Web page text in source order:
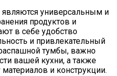
универсальным и
продуктов и
в себе удобство
и привлекательный
тумбы, важно
вашей кухни, а также
и конструкции.